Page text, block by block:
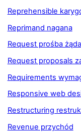
Reprehensible
Reprimand nagana
Request prośba
Request proposals
Requirements
Responsive web
Restructuring
Revenue przychód